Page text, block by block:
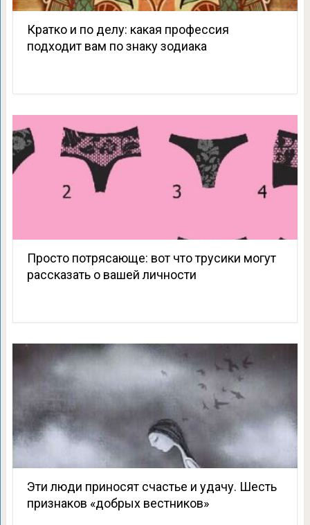
Кратко и по делу: какая профессия
подходит вам по знаку зодиака
Просто потрясающе: вот что трусики могут
рассказать о вашей личности
Эти люди приносят счастье и удачу. Шесть
признаков «добрых вестников»